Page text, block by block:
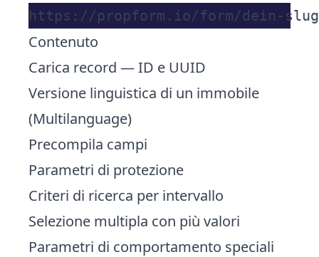
Contenuto
Carica record — ID e UUID
Versione linguistica di un immobile
(Multilanguage)
Precompila campi
Parametri di protezione
Criteri di ricerca per intervallo
Selezione multipla con più valori
Parametri di comportamento speciali